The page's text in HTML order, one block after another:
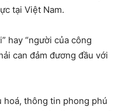
tại Việt Nam.
hay “người của công
can đảm đương đầu với
hoá, thông tin phong phú